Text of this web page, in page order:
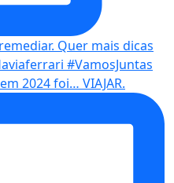
2024 foi… VIAJAR.